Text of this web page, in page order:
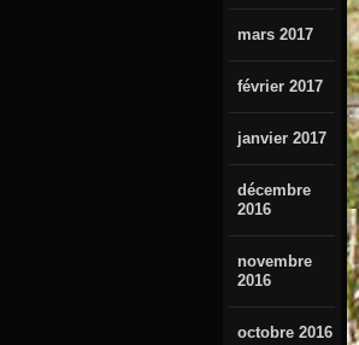
mars 2017
février 2017
janvier 2017
décembre
2016
novembre
2016
octobre 2016